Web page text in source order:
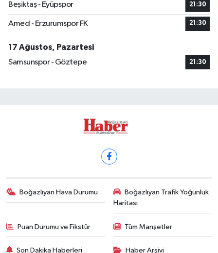
Beşiktaş - Eyüpspor 21:30
Amed - Erzurumspor FK 21:30
17 Ağustos, Pazartesi
Samsunspor - Göztepe
21:30
Boğazlıyan Hava Durumu
Boğazlıyan Trafik Yoğunluk
Haritası
Puan Durumu ve Fikstür Tüm Manşetler
Son Dakika Haberleri Haber Arşivi